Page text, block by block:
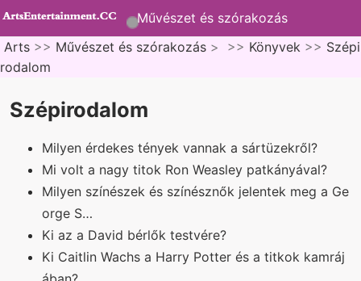
Művészet és szórakozás
Arts >> Művészet és szórakozás > >> Könyvek >> Szépi
rodalom
Szépirodalom
Milyen érdekes tények vannak a sártüzekről?
Mi volt a nagy titok Ron Weasley patkányával?
Milyen színészek és színésznők jelentek meg a Ge
orge S…
Ki az a David bérlők testvére?
Ki Caitlin Wachs a Harry Potter és a titkok kamráj